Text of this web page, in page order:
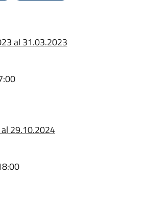
al 31.03.2023
29.10.2024